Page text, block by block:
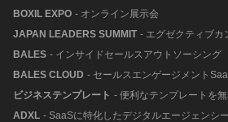
BOXIL EXPO - オンライン展示会
JAPAN LEADERS SUMMIT - エグゼクティブカ
BALES - インサイドセールスアウトソーシング
BALES CLOUD - セールスエンゲージメント
ビジネステンプレート - 便利なテンプレートを
ADXL - SaaSに特化したデジタルエージェンシー